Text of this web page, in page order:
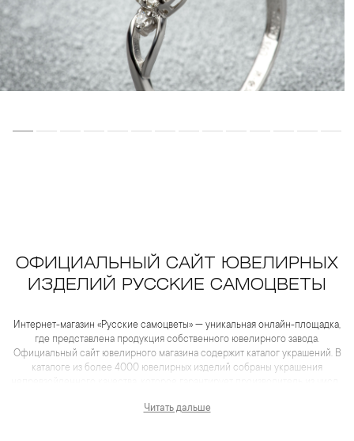
ОФИЦИАЛЬНЫЙ САЙТ ЮВЕЛИРНЫХ
ИЗДЕЛИЙ РУССКИЕ САМОЦВЕТЫ
Интернет-магазин «Русские самоцветы» — уникальная онлайн-площадка,
где представлена продукция собственного ювелирного завода.
Официальный сайт ювелирного магазина содержит каталог украшений. В
каталоге из более 4000 ювелирных изделий собраны украшения
качественные фотографии и видеоматериалы, но и
Читать дальше